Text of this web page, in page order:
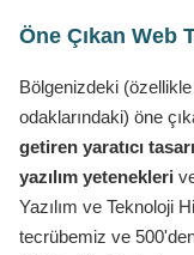
Öne Çıkan Web
Bölgenizdeki
odaklarındaki) öne
getiren yaratıcı
yazılım yetenekleri
Yazılım ve Teknoloji
tecrübemiz ve